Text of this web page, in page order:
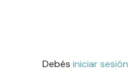
Debés iniciar sesión